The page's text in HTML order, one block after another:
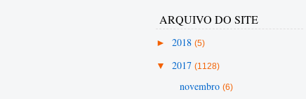
ARQUIVO DO SITE
► 2018 (5)
▼ 2017 (1128)
novembro (6)